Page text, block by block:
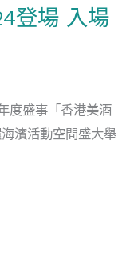
登場 入場
度盛事「香港美酒
濱活動空間盛大舉